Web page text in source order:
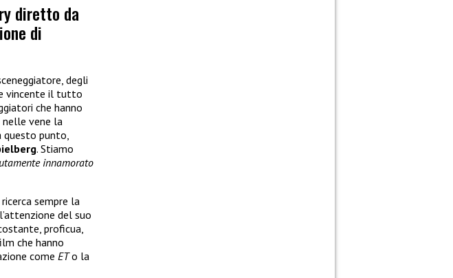
diretto da
di
degli
vincente il tutto
che hanno
nelle vene la
questo punto,
. Stiamo
innamorato
sempre la
del suo
proficua,
che hanno
come ETo la